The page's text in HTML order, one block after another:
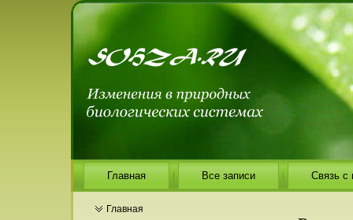
Главная Все записи Связь с
Главная